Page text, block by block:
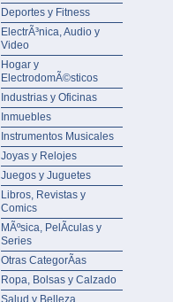
Deportes y Fitness
ElectrÃ³nica, Audio y
Video
Hogar y
ElectrodomÃ©sticos
Industrias y Oficinas
Inmuebles
Instrumentos Musicales
Joyas y Relojes
Juegos y Juguetes
Libros, Revistas y
Comics
MÃºsica, PelÃ­culas y
Series
Otras CategorÃ­as
Ropa, Bolsas y Calzado
Salud y Belleza